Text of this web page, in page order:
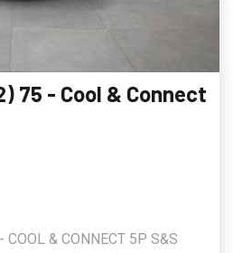
75 - Cool & Connect
COOL & CONNECT 5P S&S